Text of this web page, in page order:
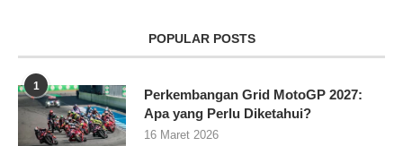
POPULAR POSTS
1
Perkembangan Grid MotoGP 2027:
Apa yang Perlu Diketahui?
16 Maret 2026